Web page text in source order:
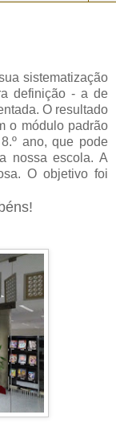
sistematização
definição - a de
O resultado
o módulo padrão
ano, que pode
nossa escola. A
O objetivo foi